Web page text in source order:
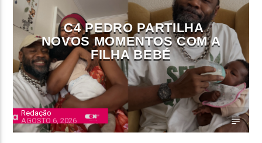
C4 PEDRO PARTILHA
NOVOS MOMENTOS COM A
FILHA BEBÉ
Redação
AGOSTO 6, 2026